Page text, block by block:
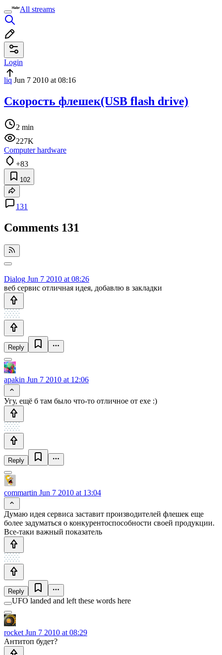
All streams
Login
liq Jun 7 2010 at 08:16
Скорость флешек(USB flash drive)
2 min
227K
Computer hardware
+83
102
131
Comments 131
Dialog Jun 7 2010 at 08:26
веб сервис отличная идея, добавлю в закладки
Reply
apakin Jun 7 2010 at 12:06
Угу, ещё б там было что-то отличное от exe :)
Reply
commartin Jun 7 2010 at 13:04
Думаю идея сервиса заставит производителей флешек еще
более задуматься о конкурентоспособности своей продукции.
Все-таки важный показатель
Reply
UFO landed and left these words here
rocket Jun 7 2010 at 08:29
Антитоп будет?